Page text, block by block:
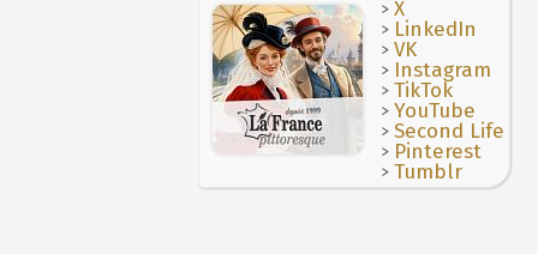
>X
> LinkedIn
>VK
> Instagram
>TikTok
>YouTube
>Second Life
> Pinterest
>Tumblr